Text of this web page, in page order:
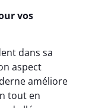
vos
dans sa
aspect
améliore
tout en